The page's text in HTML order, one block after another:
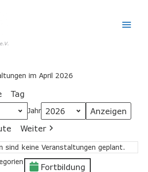
im April 2026
Tag
Jahr
Weiter
sind keine Veranstaltungen geplant.
Fortbildung